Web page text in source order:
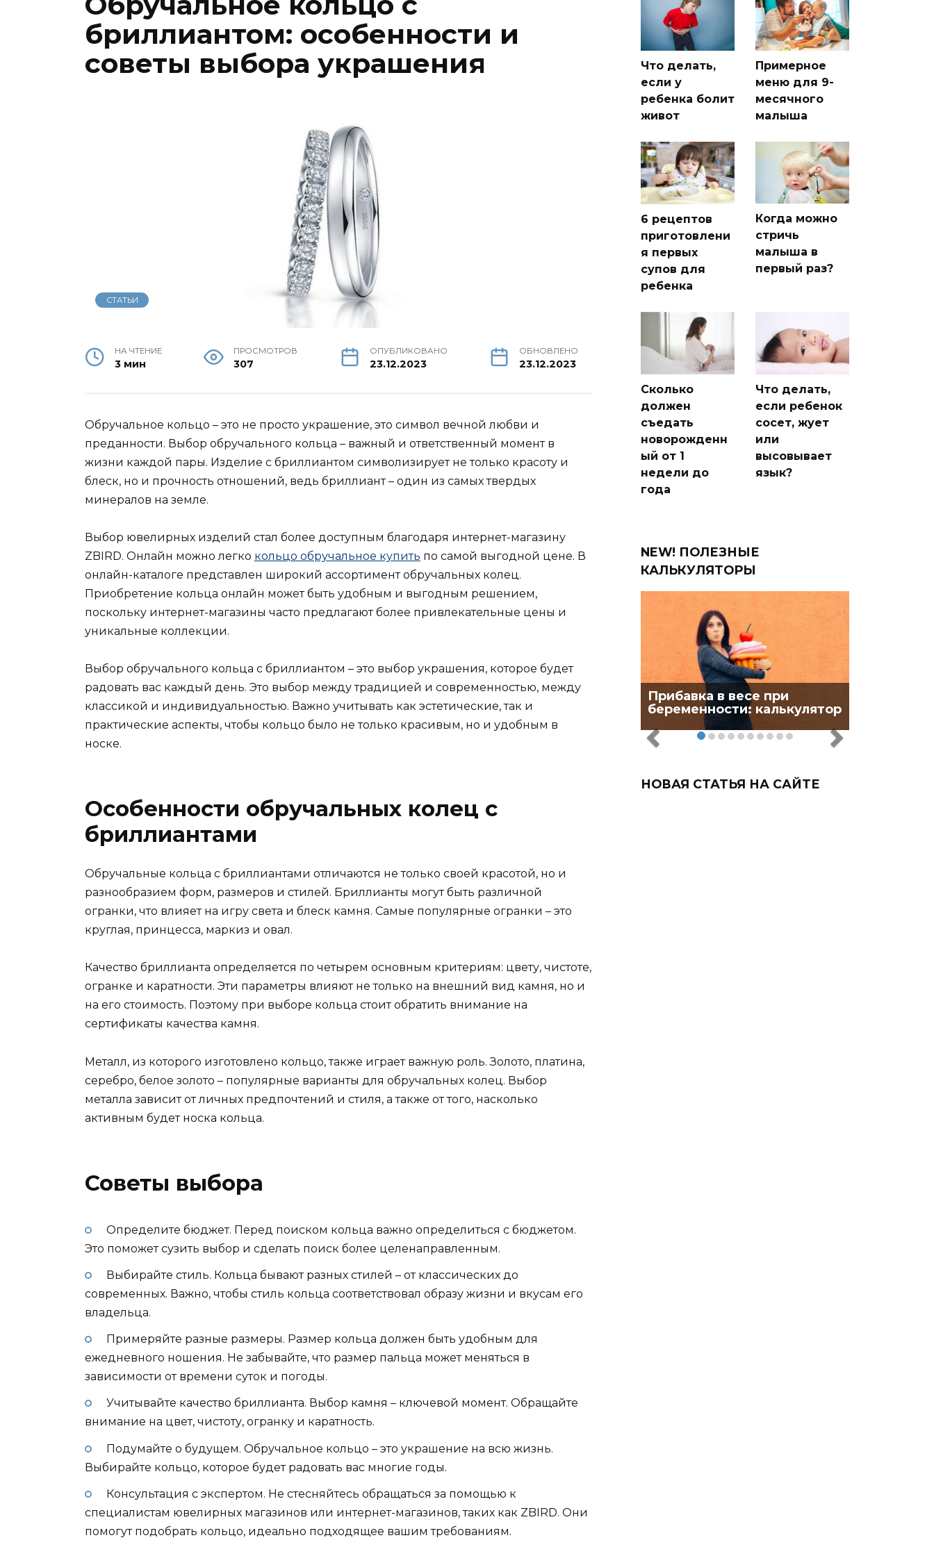
бриллиантом: особенности и
советы выбора украшения
СТАТЬИ
НА ЧТЕНИЕ
3 мин
ПРОСМОТРОВ
307
ОПУБЛИКОВАНО
23.12.2023
ОБНОВЛЕНО
23.12.2023
Обручальное кольцо – это не просто украшение, это символ вечной любви и
преданности. Выбор обручального кольца – важный и ответственный момент в
жизни каждой пары. Изделие с бриллиантом символизирует не только красоту и
блеск, но и прочность отношений, ведь бриллиант – один из самых твердых
минералов на земле.
Выбор ювелирных изделий стал более доступным благодаря интернет-магазину
ZBIRD. Онлайн можно легко кольцо обручальное купить по самой выгодной цене. В
онлайн-каталоге представлен широкий ассортимент обручальных колец.
Приобретение кольца онлайн может быть удобным и выгодным решением,
поскольку интернет-магазины часто предлагают более привлекательные цены и
уникальные коллекции.
Выбор обручального кольца с бриллиантом – это выбор украшения, которое будет
радовать вас каждый день. Это выбор между традицией и современностью, между
классикой и индивидуальностью. Важно учитывать как эстетические, так и
практические аспекты, чтобы кольцо было не только красивым, но и удобным в
носке.
Особенности обручальных колец с
бриллиантами
Обручальные кольца с бриллиантами отличаются не только своей красотой, но и
разнообразием форм, размеров и стилей. Бриллианты могут быть различной
огранки, что влияет на игру света и блеск камня. Самые популярные огранки – это
круглая, принцесса, маркиз и овал.
Качество бриллианта определяется по четырем основным критериям: цвету, чистоте,
огранке и каратности. Эти параметры влияют не только на внешний вид камня, но и
на его стоимость. Поэтому при выборе кольца стоит обратить внимание на
сертификаты качества камня.
Металл, из которого изготовлено кольцо, также играет важную роль. Золото, платина,
серебро, белое золото – популярные варианты для обручальных колец. Выбор
металла зависит от личных предпочтений и стиля, а также от того, насколько
активным будет носка кольца.
Советы выбора
Определите бюджет. Перед поиском кольца важно определиться с бюджетом.
Это поможет сузить выбор и сделать поиск более целенаправленным.
Выбирайте стиль. Кольца бывают разных стилей – от классических до
современных. Важно, чтобы стиль кольца соответствовал образу жизни и вкусам его
владельца.
Примеряйте разные размеры. Размер кольца должен быть удобным для
ежедневного ношения. Не забывайте, что размер пальца может меняться в
зависимости от времени суток и погоды.
Учитывайте качество бриллианта. Выбор камня – ключевой момент. Обращайте
внимание на цвет, чистоту, огранку и каратность.
Подумайте о будущем. Обручальное кольцо – это украшение на всю жизнь.
Выбирайте кольцо, которое будет радовать вас многие годы.
Консультация с экспертом. Не стесняйтесь обращаться за помощью к
специалистам ювелирных магазинов или интернет-магазинов, таких как ZBIRD. Они
помогут подобрать кольцо, идеально подходящее вашим требованиям.
Что делать,
если у
ребенка болит
живот
Примерное
меню для 9-
месячного
малыша
6 рецептов
приготовлени
я первых
супов для
ребенка
Когда можно
стричь
малыша в
первый раз?
Сколько
должен
съедать
новорожденн
ый от 1
недели до
года
Что делать,
если ребенок
сосет, жует
или
высовывает
язык?
NEW! ПОЛЕЗНЫЕ
КАЛЬКУЛЯТОРЫ
Прибавка в весе при
беременности: калькулятор
НОВАЯ СТАТЬЯ НА САЙТЕ